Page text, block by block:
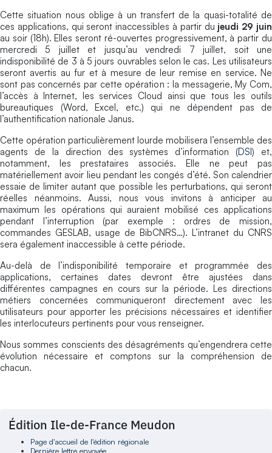
Cette situation nous oblige à un transfert de la quasi-totalité de
ces applications, qui seront inaccessibles à partir du jeudi 29 juin
au soir (18h). Elles seront ré-ouvertes progressivement, à partir du
mercredi 5 juillet et jusqu’au vendredi 7 juillet, soit une
indisponibilité de 3 à 5 jours ouvrables selon le cas. Les utilisateurs
seront avertis au fur et à mesure de leur remise en service. Ne
sont pas concernés par cette opération : la messagerie, My Com,
l’accès à Internet, les services Cloud ainsi que tous les outils
bureautiques (Word, Excel, etc.) qui ne dépendent pas de
l’authentification nationale Janus.
Cette opération particulièrement lourde mobilisera l’ensemble des
agents de la direction des systèmes d’information (DSI) et,
notamment, les prestataires associés. Elle ne peut pas
matériellement avoir lieu pendant les congés d’été. Son calendrier
essaie de limiter autant que possible les perturbations, qui seront
réelles néanmoins. Aussi, nous vous invitons à anticiper au
maximum les opérations qui auraient mobilisé ces applications
pendant l’interruption (par exemple : ordres de mission,
commandes GESLAB, usage de BibCNRS…). L’intranet du CNRS
sera également inaccessible à cette période.
Au-delà de l’indisponibilité temporaire et programmée des
applications, certaines dates devront être ajustées dans
différentes campagnes en cours sur la période. Les directions
métiers concernées communiqueront directement avec les
utilisateurs pour apporter les précisions nécessaires et identifier
les interlocuteurs pertinents pour vous renseigner.
Nous sommes conscients des désagréments qu’engendrera cette
évolution nécessaire et comptons sur la compréhension de
chacun.
Édition Ile-de-France Meudon
Page d'accueil de l'édition régionale
Dernière lettre envoyée